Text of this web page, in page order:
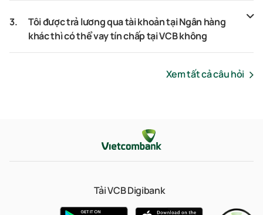
3.
Tôi được trả lương qua tài khoản tại Ngân hàng
khác thì có thể vay tín chấp tại VCB không
Xem tất cả câu hỏi
Tải VCB Digibank